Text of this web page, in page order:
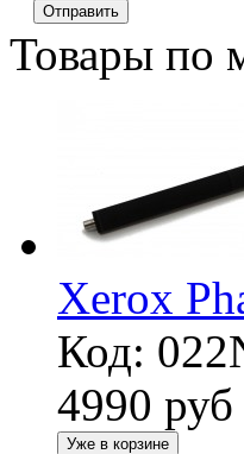
Отправить
Товары по
Xerox
Код:
4990 руб
Уже в корзине